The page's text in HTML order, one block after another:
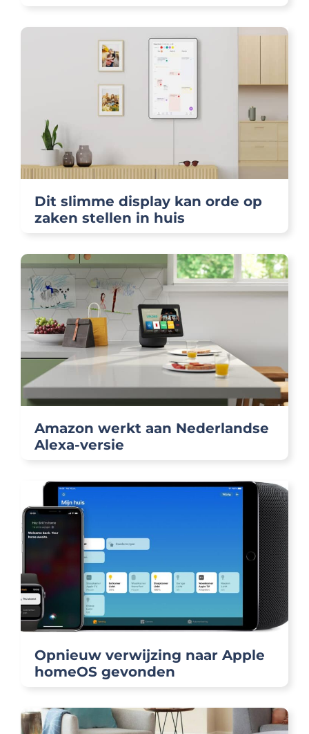
Dit slimme display kan orde op
zaken stellen in huis
Amazon werkt aan Nederlandse
Alexa-versie
Opnieuw verwijzing naar Apple
homeOS gevonden